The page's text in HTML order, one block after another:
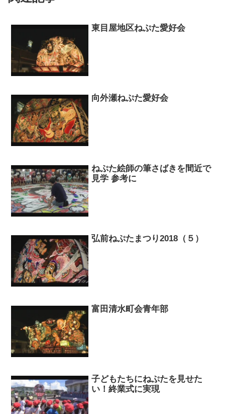
東目屋地区ねぷた愛好会
向外瀬ねぷた愛好会
ねぷた絵師の筆さばきを間近で
見学 参考に
弘前ねぷたまつり2018（５）
富田清水町会青年部
子どもたちにねぷたを見せた
い！終業式に実現